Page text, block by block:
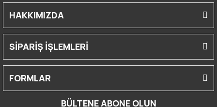
HAKKIMIZDA
SİPARİŞ İŞLEMLERİ
FORMLAR
BÜLTENE ABONE OLUN